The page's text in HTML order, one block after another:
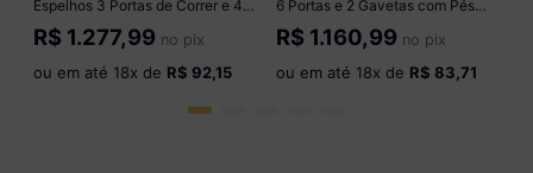
Espelhos 3 Portas de Correr e 4
Gavetas 186cm Multimóveis
CR35570 Preto/Off White
R$ 1.277,99 no pix
ou em até 18x de R$ 92,15
6 Portas e 2 Gavetas com Pés
180cm Multimóveis CR35507
Madeirado/Off White
R$ 1.160,99 no pix
ou em até 18x de R$ 83,71